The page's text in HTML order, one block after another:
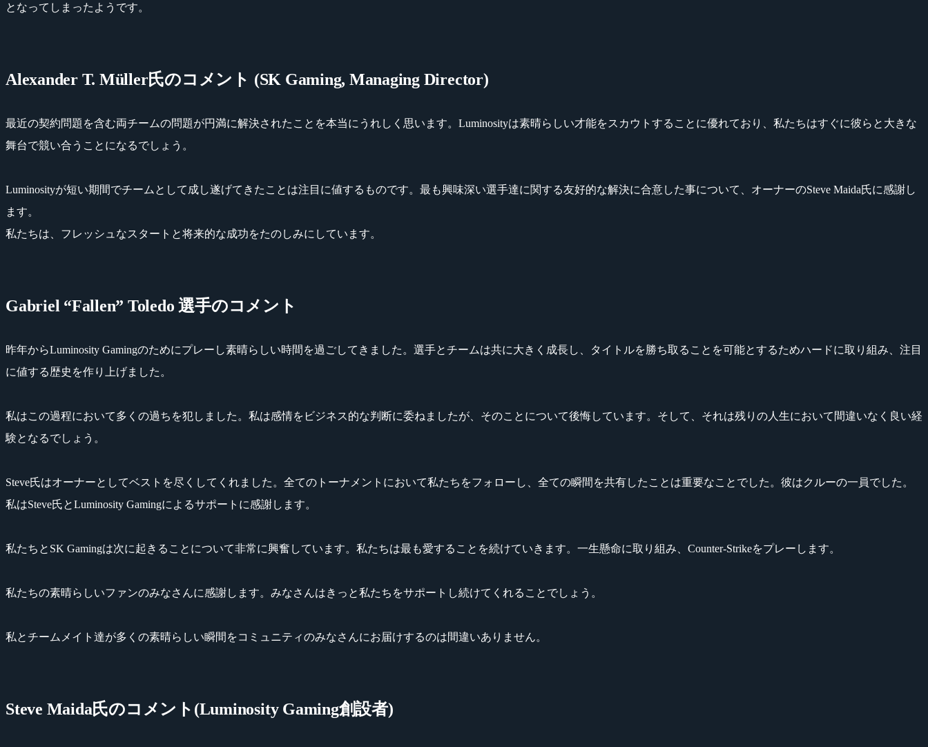
となってしまったようです。
Alexander T. Müller氏のコメント (SK Gaming, Managing Director)
最近の契約問題を含む両チームの問題が円満に解決されたことを本当にうれしく思います。Luminosityは素晴らしい才能をスカウトすることに優れており、私たちはすぐに彼らと大きな
舞台で競い合うことになるでしょう。
Luminosityが短い期間でチームとして成し遂げてきたことは注目に値するものです。最も興味深い選手達に関する友好的な解決に合意した事について、オーナーのSteve Maida氏に感謝し
ます。
私たちは、フレッシュなスタートと将来的な成功をたのしみにしています。
Gabriel “Fallen” Toledo 選手のコメント
昨年からLuminosity Gamingのためにプレーし素晴らしい時間を過ごしてきました。選手とチームは共に大きく成長し、タイトルを勝ち取ることを可能とするためハードに取り組み、注目
に値する歴史を作り上げました。
私はこの過程において多くの過ちを犯しました。私は感情をビジネス的な判断に委ねましたが、そのことについて後悔しています。そして、それは残りの人生において間違いなく良い経
験となるでしょう。
Steve氏はオーナーとしてベストを尽くしてくれました。全てのトーナメントにおいて私たちをフォローし、全ての瞬間を共有したことは重要なことでした。彼はクルーの一員でした。
私はSteve氏とLuminosity Gamingによるサポートに感謝します。
私たちとSK Gamingは次に起きることについて非常に興奮しています。私たちは最も愛することを続けていきます。一生懸命に取り組み、Counter-Strikeをプレーします。
私たちの素晴らしいファンのみなさんに感謝します。みなさんはきっと私たちをサポートし続けてくれることでしょう。
私とチームメイト達が多くの素晴らしい瞬間をコミュニティのみなさんにお届けするのは間違いありません。
Steve Maida氏のコメント(Luminosity Gaming創設者)